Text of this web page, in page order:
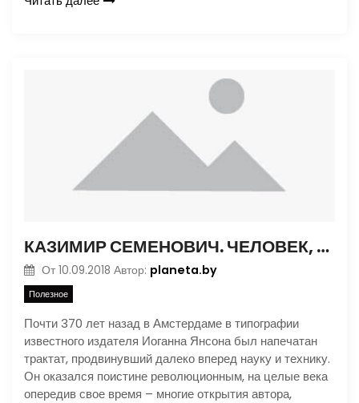
КАЗИМИР СЕМЕНОВИЧ. ЧЕЛОВЕК, МЕЧТАВШИЙ О РАКЕТЕ
От 10.09.2018 Автор: planeta.by
Полезное
Почти 370 лет назад в Амстердаме в типографии
известного издателя Иоганна Янсона был напечатан
трактат, продвинувший далеко вперед науку и технику.
Он оказался поистине революционным, на целые века
опередив свое время – многие открытия автора,